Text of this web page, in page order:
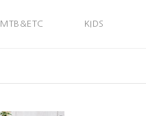
MTB&ETC KIDS